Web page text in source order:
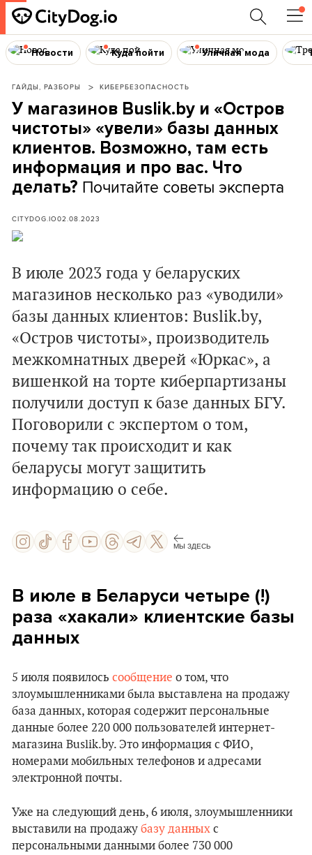
Новости Куда пойти Уличная мода
ГАЙДЫ, РАЗБОРЫ КИБЕРБЕЗО­ПАСНОСТЬ
У магазинов Buslik.by и «Остров
чистоты» «увели» базы данных
клиентов. Возможно, там есть
информация и про вас. Что
делать? Почитайте советы эксперта
CITYDOG.IO02.08.2023
В июле 2023 года у беларуских
магазинов несколько раз «уводили»
базы данных клиентов: Buslik.by,
«Остров чистоты», производитель
межкомнатных дверей «Юркас», а
вишенкой на торте киберпартизаны
получили доступ к базе данных БГУ.
Поговорили с экспертом о том,
почему так происходит и как
беларусы могут защитить
информацию о себе.
МЫ ЗДЕСЬ
В июле в Беларуси четыре (!)
раза «хакали» клиентские базы
дaнных
5 июля появилось сообщение о том, что
злоумышленниками была выставлена на продажу
база данных, которая содержит персональные
данные более 220 000 пользователей интернет-
магазина Вuslik.bу. Это информация с ФИО,
номерами мобильных телефонов и адресами
электронной почты.
Уже на следующий день, 6 июля, злоумышленники
выставили на продажу базу данных с
персональными данными более 730 000